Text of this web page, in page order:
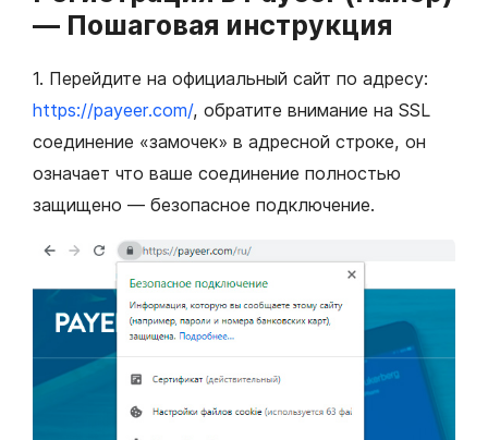
— Пошаговая инструкция
1. Перейдите на официальный сайт по адресу:
https://payeer.com/, обратите внимание на SSL
соединение «замочек» в адресной строке, он
означает что ваше соединение полностью
защищено — безопасное подключение.